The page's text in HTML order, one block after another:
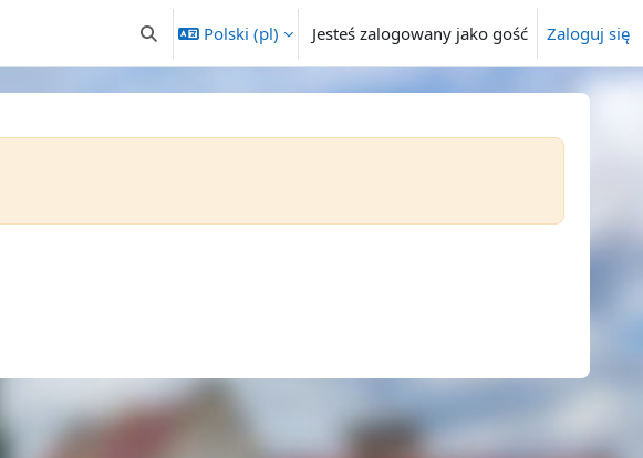
Przełącznik wyszukiwarki
Polski ‎(pl)‎ Jesteś zalogowany jako gość Zaloguj się